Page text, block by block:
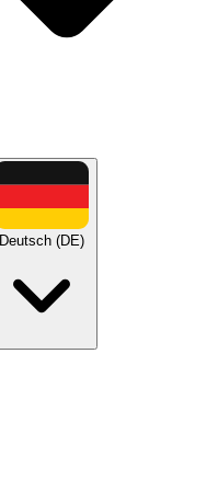
Deutsch (DE)